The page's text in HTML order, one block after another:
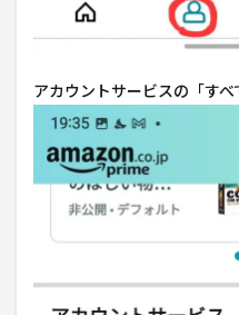
アカウントサービスの「すべ